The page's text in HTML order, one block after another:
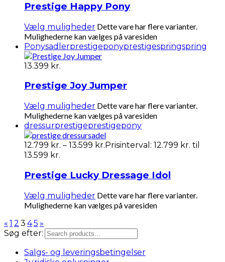
Prestige Happy Pony
Vælg muligheder Dette vare har flere varianter.
Mulighederne kan vælges på varesiden
Ponysadlerprestigeponyprestigespringspring
13.399 kr.
Prestige Joy Jumper
Vælg muligheder Dette vare har flere varianter.
Mulighederne kan vælges på varesiden
dressurprestigeprestigepony
12.799 kr. – 13.599 kr. Prisinterval: 12.799 kr. til
13.599 kr.
Prestige Lucky Dressage Idol
Vælg muligheder Dette vare har flere varianter.
Mulighederne kan vælges på varesiden
« 1 2 3 45 »
Søg efter:
Salgs- og leveringsbetingelser